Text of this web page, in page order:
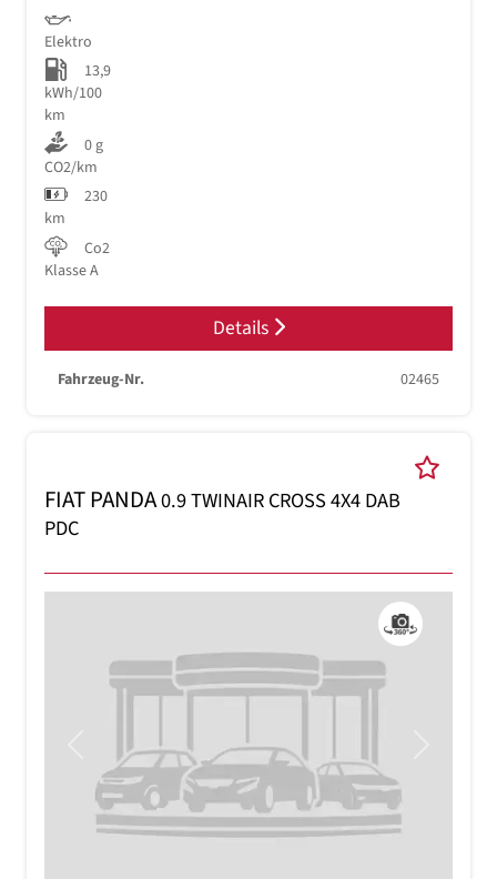
Elektro
13,9
kWh/100
km
0 g
CO2/km
230
km
Co2
Klasse A
Details
Fahrzeug-Nr. 02465
FIAT PANDA0.9 TWINAIR CROSS 4X4 DAB
PDC
Previous